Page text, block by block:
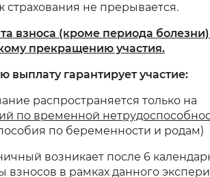
страхования не прерывается.
взноса (кроме периода
прекращению участия.
выплату гарантирует участие:
распространяется только на
по временной
по беременности и родам)
возникает после 6
взносов в рамках данного